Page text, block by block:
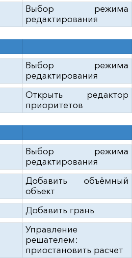
Выбор режима
редактирования
Выбор режима
редактирования
Открыть редактор
приоритетов
Выбор режима
редактирования
Добавить объёмный
объект
Добавить грань
Управление
решателем:
приостановить расчет